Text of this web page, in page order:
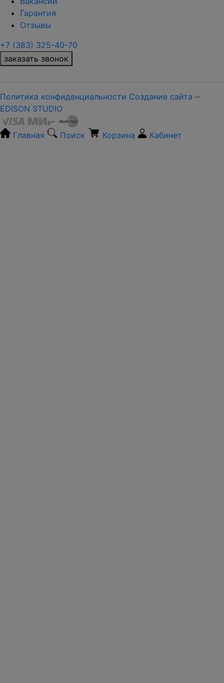
Гарантия
Отзывы
+7 (383) 325-40-70
заказать звонок
Политика конфиденциальности Создание сайта ‒
EDISON STUDIO
Главная Поиск Корзина Кабинет